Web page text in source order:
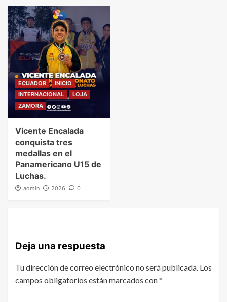
ECUADOR
INICIO
INTERNACIONAL
LOJA
ZAMORA
Vicente Encalada
conquista tres
medallas en el
Panamericano U15 de
Luchas.
admin 2026 0
Deja una respuesta
Tu dirección de correo electrónico no será publicada. Los
campos obligatorios están marcados con*